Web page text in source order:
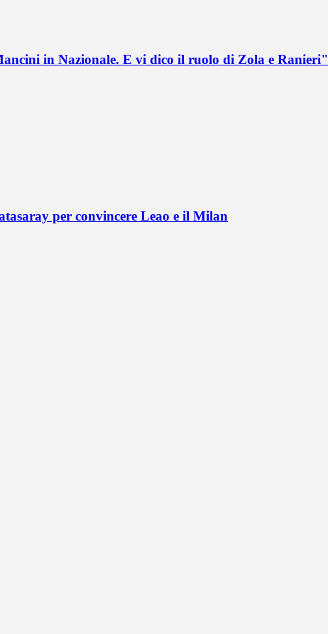
in Nazionale. E vi dico il ruolo di Zola e Ranieri"
per convincere Leao e il Milan